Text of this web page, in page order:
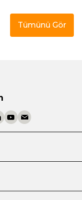
Tümünü Gör